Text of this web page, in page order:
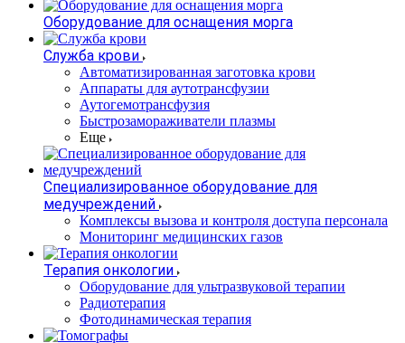
Оборудование для оснащения морга
Служба крови
Автоматизированная заготовка крови
Аппараты для аутотрансфузии
Аутогемотрансфузия
Быстрозамораживатели плазмы
Еще
Специализированное оборудование для
медучреждений
Комплексы вызова и контроля доступа персонала
Мониторинг медицинских газов
Терапия онкологии
Оборудование для ультразвуковой терапии
Радиотерапия
Фотодинамическая терапия